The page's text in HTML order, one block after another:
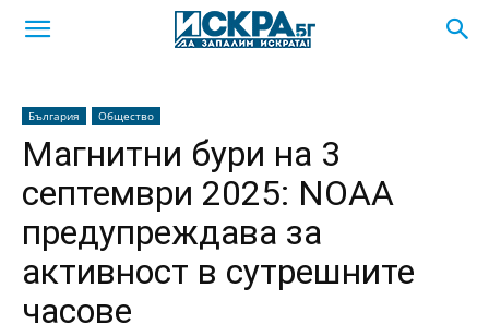
България Общество
Магнитни бури на 3
септември 2025: NOAA
предупреждава за
активност в сутрешните
часове